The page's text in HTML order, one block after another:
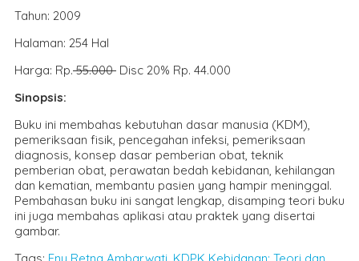
Tahun: 2009
Halaman: 254 Hal
Harga: Rp.55.000 Disc 20% Rp. 44.000
Sinopsis:
Buku ini membahas kebutuhan dasar manusia (KDM),
pemeriksaan fisik, pencegahan infeksi, pemeriksaan
diagnosis, konsep dasar pemberian obat, teknik
pemberian obat, perawatan bedah kebidanan, kehilangan
dan kematian, membantu pasien yang hampir meninggal.
Pembahasan buku ini sangat lengkap, disamping teori buku
ini juga membahas aplikasi atau praktek yang disertai
gambar.